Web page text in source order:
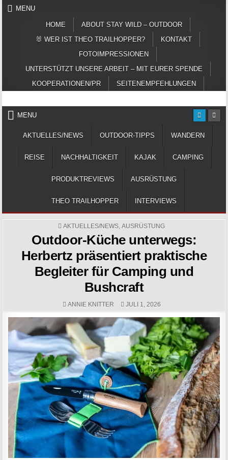
Skip to content
MENU
HOME
ABOUT STAY WILD – OUTDOOR
🐰 WER IST THEO TRAILHOPPER?
KONTAKT
FOTOIMPRESSIONEN
UNTERSTÜTZT UNSERE ARBEIT – MIT EURER SPENDE
KOOPERATIONEN/PR
SEITENEMPFEHLUNGEN
STAY WILD – OUTDOOR
MENU
AKTUELLES/NEWS OUTDOOR-TIPPS WANDERN
REISE NACHHALTIGKEIT KAJAK CAMPING
PRODUKTREVIEWS AUSRÜSTUNG
THEO TRAILHOPPER INTERVIEWS
POSTED IN
AKTUELLES/NEWS, AUSRÜSTUNG
Outdoor-Küche unterwegs:
Herbertz präsentiert praktische
Begleiter für Camping und
Bushcraft
AUTHOR:
ANNIE KNITTER PUBLISHED DATE:
JULI 1, 2026